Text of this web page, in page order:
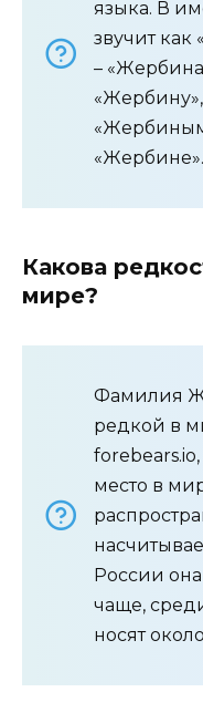
языка. В
звучит
–
«Жербине».
Какова
мире?
Фамилия
редкой в
место в
России она
чаще,
носят